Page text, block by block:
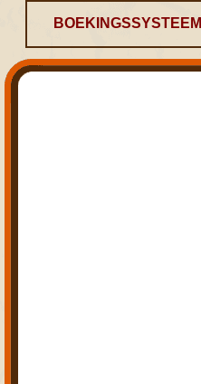
BOEKINGSSYSTEEM